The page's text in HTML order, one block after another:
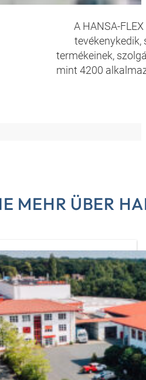
A HANSA-
tevékenykedik,
termékeinek,
mint 4200
MEHR ÜBER